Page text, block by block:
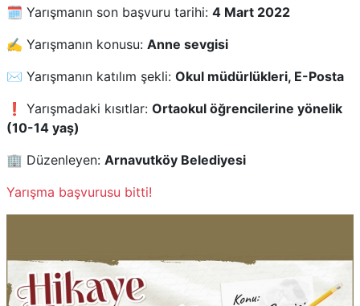
🗓️ Yarışmanın son başvuru tarihi: 4 Mart 2022
✍️ Yarışmanın konusu: Anne sevgisi
✉️ Yarışmanın katılım şekli: Okul müdürlükleri, E-Posta
❗ Yarışmadaki kısıtlar: Ortaokul öğrencilerine yönelik
(10-14 yaş)
🏢 Düzenleyen: Arnavutköy Belediyesi
Yarışma başvurusu bitti!